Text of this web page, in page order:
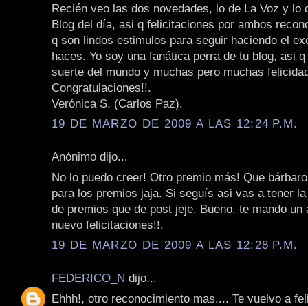
Recién veo las dos novedades, lo de La Voz y lo
Blog del día, asi q felicitaciones por ambos
q son lindos estimulos para seguir haciendo el
haces. Yo soy una fanática perra de tu blog, asi
suerte del mundo y muchas pero muchas
Congratulaciones!!.
Verónica S. (Carlos Paz).
19 DE MARZO DE 2009 A LAS 12:24 P.M.
Anónimo dijo...
No lo puedo creer! Otro premio más! Que
para los premios jaja. Si seguís asi vas a tener
de premios que de post jeje. Bueno, te mando un
nuevo felicitaciones!!.
19 DE MARZO DE 2009 A LAS 12:28 P.M.
FEDERICO_N dijo...
Ehhh!, otro reconocimiento mas.... Te vuelvo a